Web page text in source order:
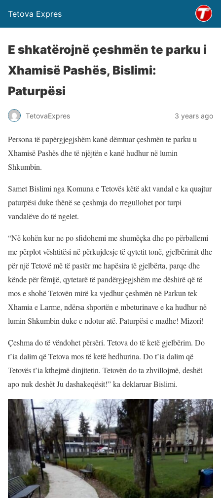
Tetova Expres
E shkatërojnë çeshmën te parku i
Xhamisë Pashës, Bislimi:
Paturpësi
TetovaExpres 3 years ago
Persona të papërgjegjshëm kanë dëmtuar çeshmën te parku u
Xhamisë Pashës dhe të njëjtën e kanë hudhur në lumin
Shkumbin.
Samet Bislimi nga Komuna e Tetovës këtë akt vandal e ka quajtur
paturpësi duke thënë se çeshmja do rregullohet por turpi
vandalëve do të ngelet.
“Në kohën kur ne po sfidohemi me shumëçka dhe po përballemi
me përplot vështitësi në përkujdesje të qytetit tonë, gjelbërimit dhe
për një Tetovë më të pastër me hapësira të gjelbërta, parqe dhe
kënde për fëmijë, qytetarë të pandërgjegjshëm me dëshirë që të
mos e shohë Tetovën mirë ka vjedhur çeshmën në Parkun tek
Xhamia e Larme, ndërsa shportën e mbeturinave e ka hudhur në
lumin Shkumbin duke e ndotur atë. Paturpësi e madhe! Mizori!
Çeshma do të vëndohet përsëri. Tetova do të ketë gjelbërim. Do
t’ia dalim që Tetova mos të ketë hedhurina. Do t’ia dalim që
Tetovës t’ia kthejmë dinjitetin. Tetovën do ta zhvillojmë, deshët
apo nuk deshët Ju dashakeqësit!” ka deklaruar Bislimi.